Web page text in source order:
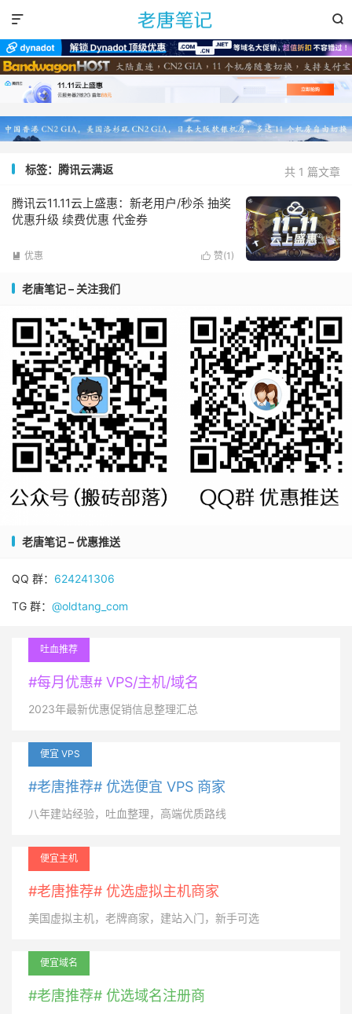


共 1 篇文章
标签：腾讯云满返
腾讯云11.11云上盛惠：新老用户/秒杀 抽奖
优惠升级 续费优惠 代金券
 赞(1 )
 优惠
老唐笔记 – 关注我们
老唐笔记 – 优惠推送
QQ 群： 624241306
TG 群： @oldtang_com
吐血推荐
#每月优惠# VPS/主机/域名
2023年最新优惠促销信息整理汇总
便宜 VPS
#老唐推荐# 优选便宜 VPS 商家
八年建站经验，吐血整理，高端优质路线
便宜主机
#老唐推荐# 优选虚拟主机商家
美国虚拟主机，老牌商家，建站入门，新手可选
便宜域名
#老唐推荐# 优选域名注册商